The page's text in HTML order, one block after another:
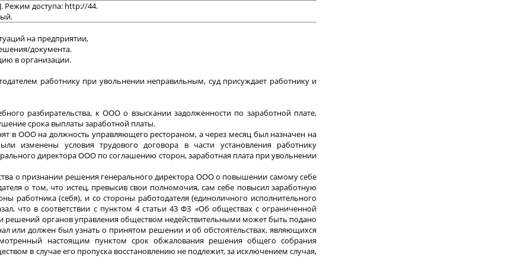
Режим доступа: http://44.
на предприятии,
документа.
в организации.
работнику при увольнении неправильным, суд присуждает работнику и
разбирательства, к ООО о взыскании задолженности по заработной плате,
срока выплаты заработной платы.
в ООО на должность управляющего рестораном, а через месяц был назначен на
изменены условия трудового договора в части установления работнику
директора ООО по соглашению сторон, заработная плата при увольнении
о признании решения генерального директора ООО о повышении самому себе
о том, что истец, превысив свои полномочия, сам себе повысил заработную
работника (себя), и со стороны работодателя (единоличного исполнительного
что в соответствии с пунктом 4 статьи 43 ФЗ «Об обществах с ограниченной
решений органов управления обществом недействительными может быть подано
или должен был узнать о принятом решении и об обстоятельствах, являющихся
настоящим пунктом срок обжалования решения общего собрания
в случае его пропуска восстановлению не подлежит, за исключением случая,